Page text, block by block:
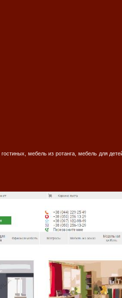
мебель из ротанга, мебель для